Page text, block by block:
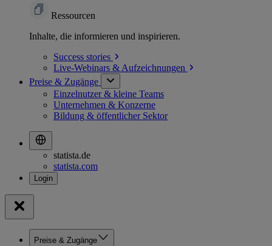
Ressourcen
Inhalte, die informieren und inspirieren.
Success stories
Live-Webinars & Aufzeichnungen
Preise & Zugänge
Einzelnutzer & kleine Teams
Unternehmen & Konzerne
Bildung & öffentlicher Sektor
statista.de
statista.com
Preise & Zugänge